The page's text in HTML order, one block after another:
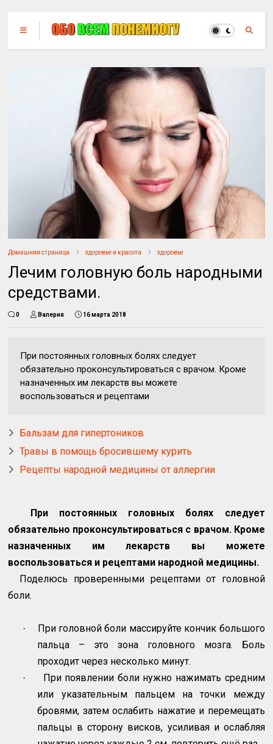
Домашняя страница здоровье и красота здоровье
Лечим головную боль народными
средствами.
0 Валерия 16 марта 2018
При постоянных головных болях следует
обязательно проконсультироваться с врачом. Кроме
назначенных им лекарств вы можете
воспользоваться и рецептами
Бальзам для гипертоников
Травы в помощь бросившему курить
Рецепты народной медицины от аллергии
При постоянных головных болях следует
обязательно проконсультироваться с врачом. Кроме
назначенных им лекарств вы можете
воспользоваться и рецептами народной медицины.
Поделюсь проверенными рецептами от головной
боли.
·
При головной боли массируйте кончик большого
пальца – это зона головного мозга. Боль
проходит через несколько минут.
·
При появлении боли нужно нажимать средним
или указательным пальцем на точки между
бровями, затем ослабить нажатие и перемещать
пальцы в сторону висков, усиливая и ослабляя